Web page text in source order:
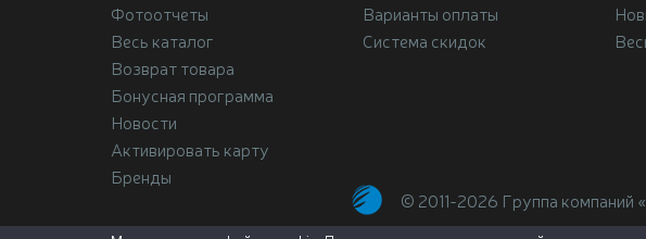
Фотоотчеты
Весь каталог
Возврат товара
Бонусная программа
Новости
Активировать карту
Бренды
Варианты оплаты
Система скидок
© 2011-2026 Группа компаний